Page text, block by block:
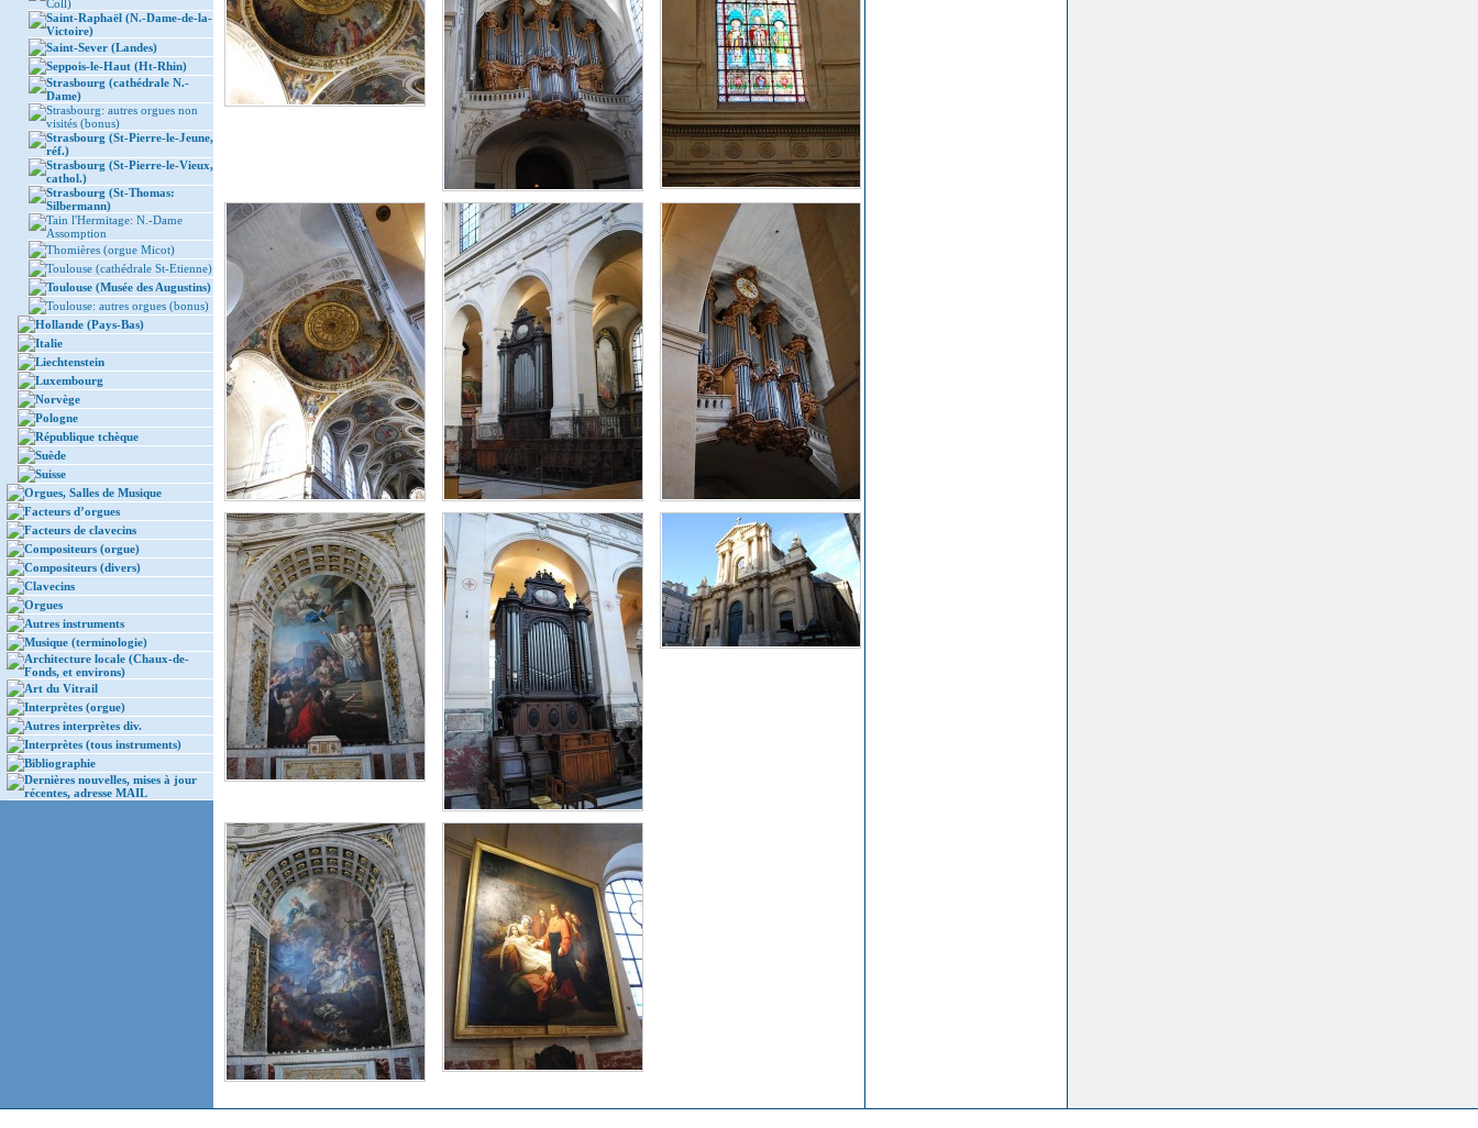
Coll)
Saint-Raphaël (N.-Dame-de-la-
Victoire)
Saint-Sever (Landes)
Seppois-le-Haut (Ht-Rhin)
Strasbourg (cathédrale N.-
Dame)
Strasbourg: autres orgues non
visités (bonus)
Strasbourg (St-Pierre-le-Jeune,
réf.)
Strasbourg (St-Pierre-le-Vieux,
cathol.)
Strasbourg (St-Thomas:
Silbermann)
Tain l'Hermitage: N.-Dame
Assomption
Thomières (orgue Micot)
Toulouse (cathédrale St-Etienne)
Toulouse (Musée des Augustins)
Toulouse: autres orgues (bonus)
Hollande (Pays-Bas)
Italie
Liechtenstein
Luxembourg
Norvège
Pologne
République tchèque
Suède
Suisse
Orgues, Salles de Musique
Facteurs d’orgues
Facteurs de clavecins
Compositeurs (orgue)
Compositeurs (divers)
Clavecins
Orgues
Autres instruments
Musique (terminologie)
Architecture locale (Chaux-de-
Fonds, et environs)
Art du Vitrail
Interprètes (orgue)
Autres interprètes div.
Interprètes (tous instruments)
Bibliographie
Dernières nouvelles, mises à jour
récentes, adresse MAIL